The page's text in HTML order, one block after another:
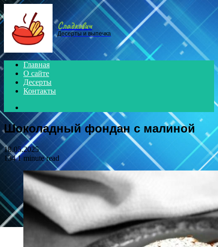
Сладкович
Десерты и выпечка
Главная
О сайте
Десерты
Контакты
Шоколадный фондан с малиной
18.05.2025
1341 minute read